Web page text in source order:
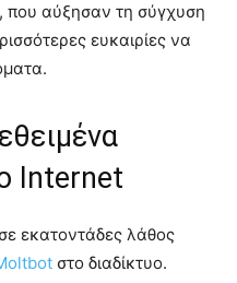
που αύξησαν τη σύγχυση
ευκαιρίες να
Internet
εκατοντάδες λάθος
στο διαδίκτυο.